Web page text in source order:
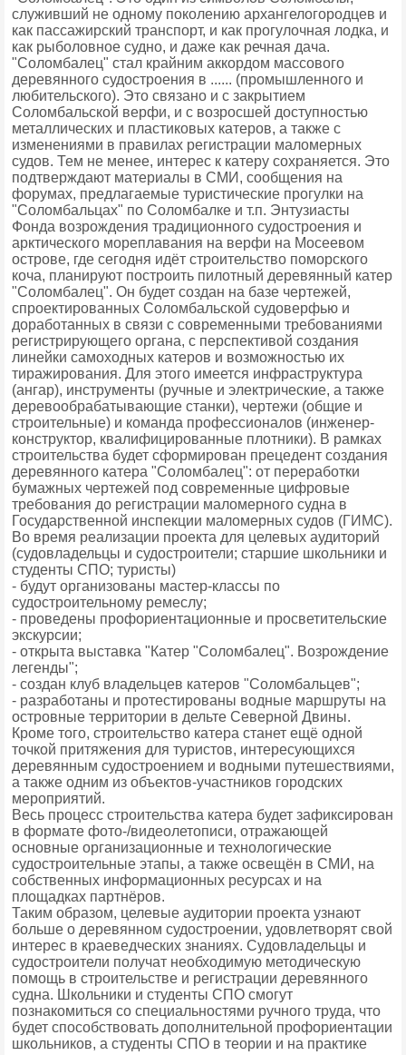
служивший не одному поколению архангелогородцев и
как пассажирский транспорт, и как прогулочная лодка, и
как рыболовное судно, и даже как речная дача.
"Соломбалец" стал крайним аккордом массового
деревянного судостроения в ...... (промышленного и
любительского). Это связано и с закрытием
Соломбальской верфи, и с возросшей доступностью
металлических и пластиковых катеров, а также с
изменениями в правилах регистрации маломерных
судов. Тем не менее, интерес к катеру сохраняется. Это
подтверждают материалы в СМИ, сообщения на
форумах, предлагаемые туристические прогулки на
"Соломбальцах" по Соломбалке и т.п. Энтузиасты
Фонда возрождения традиционного судостроения и
арктического мореплавания на верфи на Мосеевом
острове, где сегодня идёт строительство поморского
коча, планируют построить пилотный деревянный катер
"Соломбалец". Он будет создан на базе чертежей,
спроектированных Соломбальской судоверфью и
доработанных в связи с современными требованиями
регистрирующего органа, с перспективой создания
линейки самоходных катеров и возможностью их
тиражирования. Для этого имеется инфраструктура
(ангар), инструменты (ручные и электрические, а также
деревообрабатывающие станки), чертежи (общие и
строительные) и команда профессионалов (инженер-
конструктор, квалифицированные плотники). В рамках
строительства будет сформирован прецедент создания
деревянного катера "Соломбалец": от переработки
бумажных чертежей под современные цифровые
требования до регистрации маломерного судна в
Государственной инспекции маломерных судов (ГИМС).
Во время реализации проекта для целевых аудиторий
(судовладельцы и судостроители; старшие школьники и
студенты СПО; туристы)
- будут организованы мастер-классы по
судостроительному ремеслу;
- проведены профориентационные и просветительские
экскурсии;
- открыта выставка "Катер "Соломбалец". Возрождение
легенды";
- создан клуб владельцев катеров "Соломбальцев";
- разработаны и протестированы водные маршруты на
островные территории в дельте Северной Двины.
Кроме того, строительство катера станет ещё одной
точкой притяжения для туристов, интересующихся
деревянным судостроением и водными путешествиями,
а также одним из объектов-участников городских
мероприятий.
Весь процесс строительства катера будет зафиксирован
в формате фото-/видеолетописи, отражающей
основные организационные и технологические
судостроительные этапы, а также освещён в СМИ, на
собственных информационных ресурсах и на
площадках партнёров.
Таким образом, целевые аудитории проекта узнают
больше о деревянном судостроении, удовлетворят свой
интерес в краеведческих знаниях. Судовладельцы и
судостроители получат необходимую методическую
помощь в строительстве и регистрации деревянного
судна. Школьники и студенты СПО смогут
познакомиться со специальностями ручного труда, что
будет способствовать дополнительной профориентации
школьников, а студенты СПО в теории и на практике